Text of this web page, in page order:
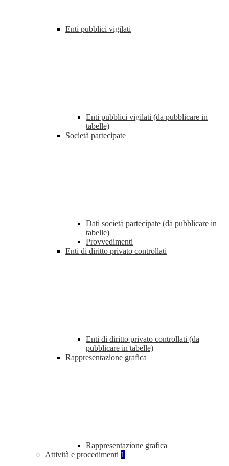
Enti pubblici vigilati
Enti pubblici vigilati (da pubblicare in
tabelle)
Società partecipate
Dati società partecipate (da pubblicare in
tabelle)
Provvedimenti
Enti di diritto privato controllati
Enti di diritto privato controllati (da
pubblicare in tabelle)
Rappresentazione grafica
Rappresentazione grafica
Attività e procedimenti 1